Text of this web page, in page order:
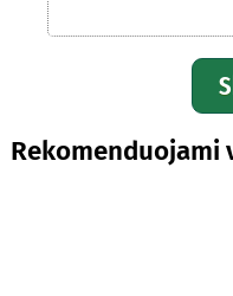
Rekomenduojami